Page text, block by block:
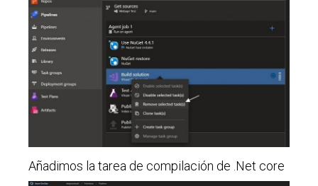
Añadimos la tarea de compilación de .Net core